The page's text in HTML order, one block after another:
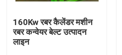
हमारे बारे में
कारखाना भ्रमण
160Kw रबर कैलेंडर मशीन
रबर कन्वेयर बेल्ट उत्पादन
लाइन